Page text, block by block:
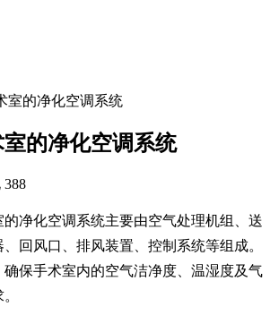
室的净化空调系统
的净化空调系统
388
的净化空调系统主要由空气处理机组、送
回风口、排风装置、控制系统等组成。
保手术室内的空气洁净度、温湿度及气